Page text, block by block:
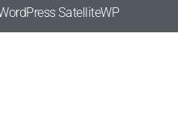
SatelliteWP